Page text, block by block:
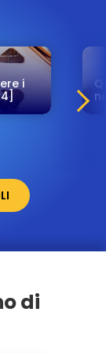
i
di